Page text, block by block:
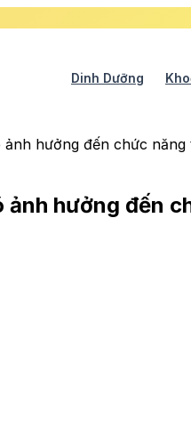
Dinh Dưỡng
hưởng đến chức năng
hưởng đến